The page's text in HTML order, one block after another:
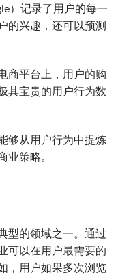
）记录了用户的每一
的兴趣，还可以预测
商平台上，用户的购
其宝贵的用户行为数
够从用户行为中提炼
业策略。
型的领域之一。通过
可以在用户最需要的
，用户如果多次浏览